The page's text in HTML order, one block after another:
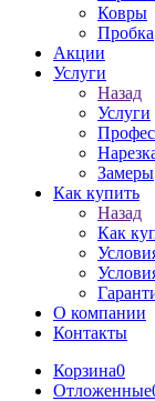
Ковры
Пробка
Акции
Услуги
Назад
Услуги
Замеры
Как купить
Назад
Как
О компании
Контакты
Корзина0
Отложенные